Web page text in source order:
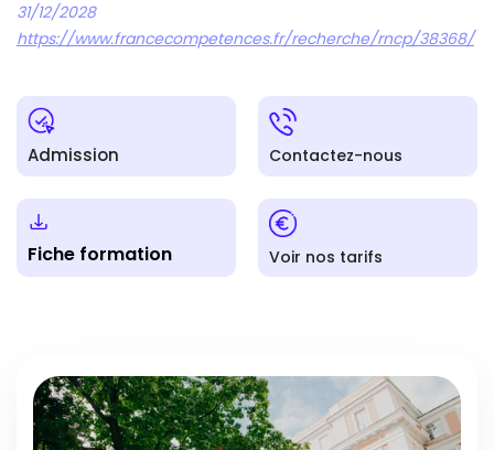
31/12/2028
https://www.francecompetences.fr/recherche/rncp/38368/
Admission Contactez-nous
Fiche formation Voir nos tarifs